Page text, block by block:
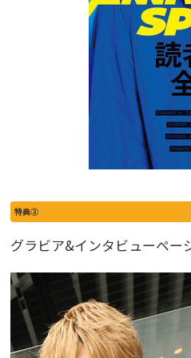
特典③
グラビア&インタビューペー